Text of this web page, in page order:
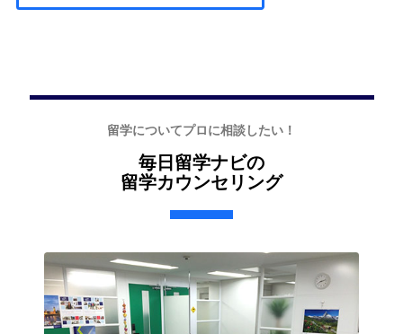
留学についてプロに相談したい！
毎日留学ナビの
留学カウンセリング